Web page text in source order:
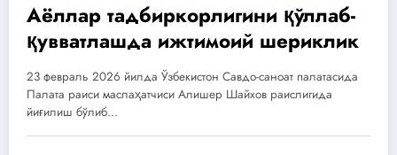
Аёллар тадбиркорлигини қўллаб-
қувватлашда ижтимоий шериклик
23 февраль 2026 йилда Ўзбекистон Савдо-саноат палатасида
Палата раиси маслаҳатчиси Алишер Шайхов раислигида
йиғилиш бўлиб…